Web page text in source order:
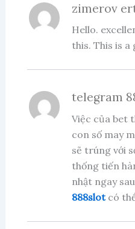
zimerov
Hello.
this. This is
telegram
Việc của bet
con số may
sẽ trúng với
thống tiến
nhật ngay
888slotcó